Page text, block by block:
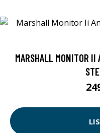
MARSHALL MONITOR